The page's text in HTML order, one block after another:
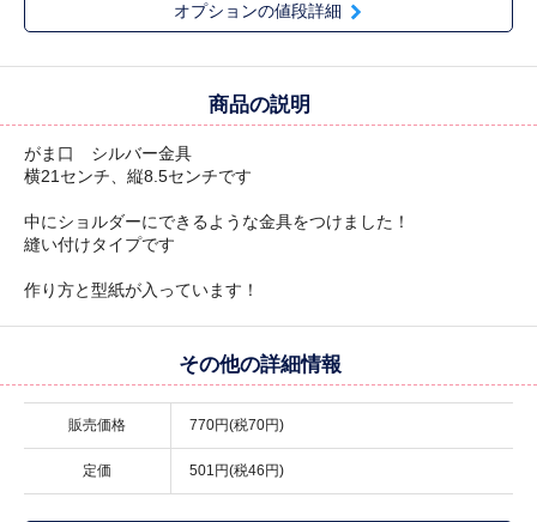
オプションの値段詳細
商品の説明
がま口 シルバー金具
横21センチ、縦8.5センチです
中にショルダーにできるような金具をつけました！
縫い付けタイプです
作り方と型紙が入っています！
その他の詳細情報
販売価格 770円(税70円)
定価 501円(税46円)